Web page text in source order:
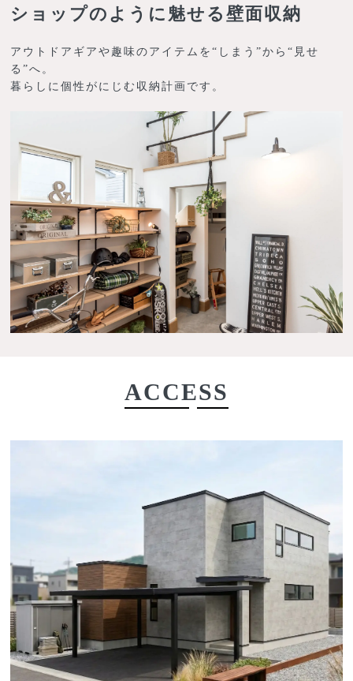
ショップのように魅せる壁面収納
アウトドアギアや趣味のアイテムを“しまう”から“見せ
る”へ。
暮らしに個性がにじむ収納計画です。
ACCESS